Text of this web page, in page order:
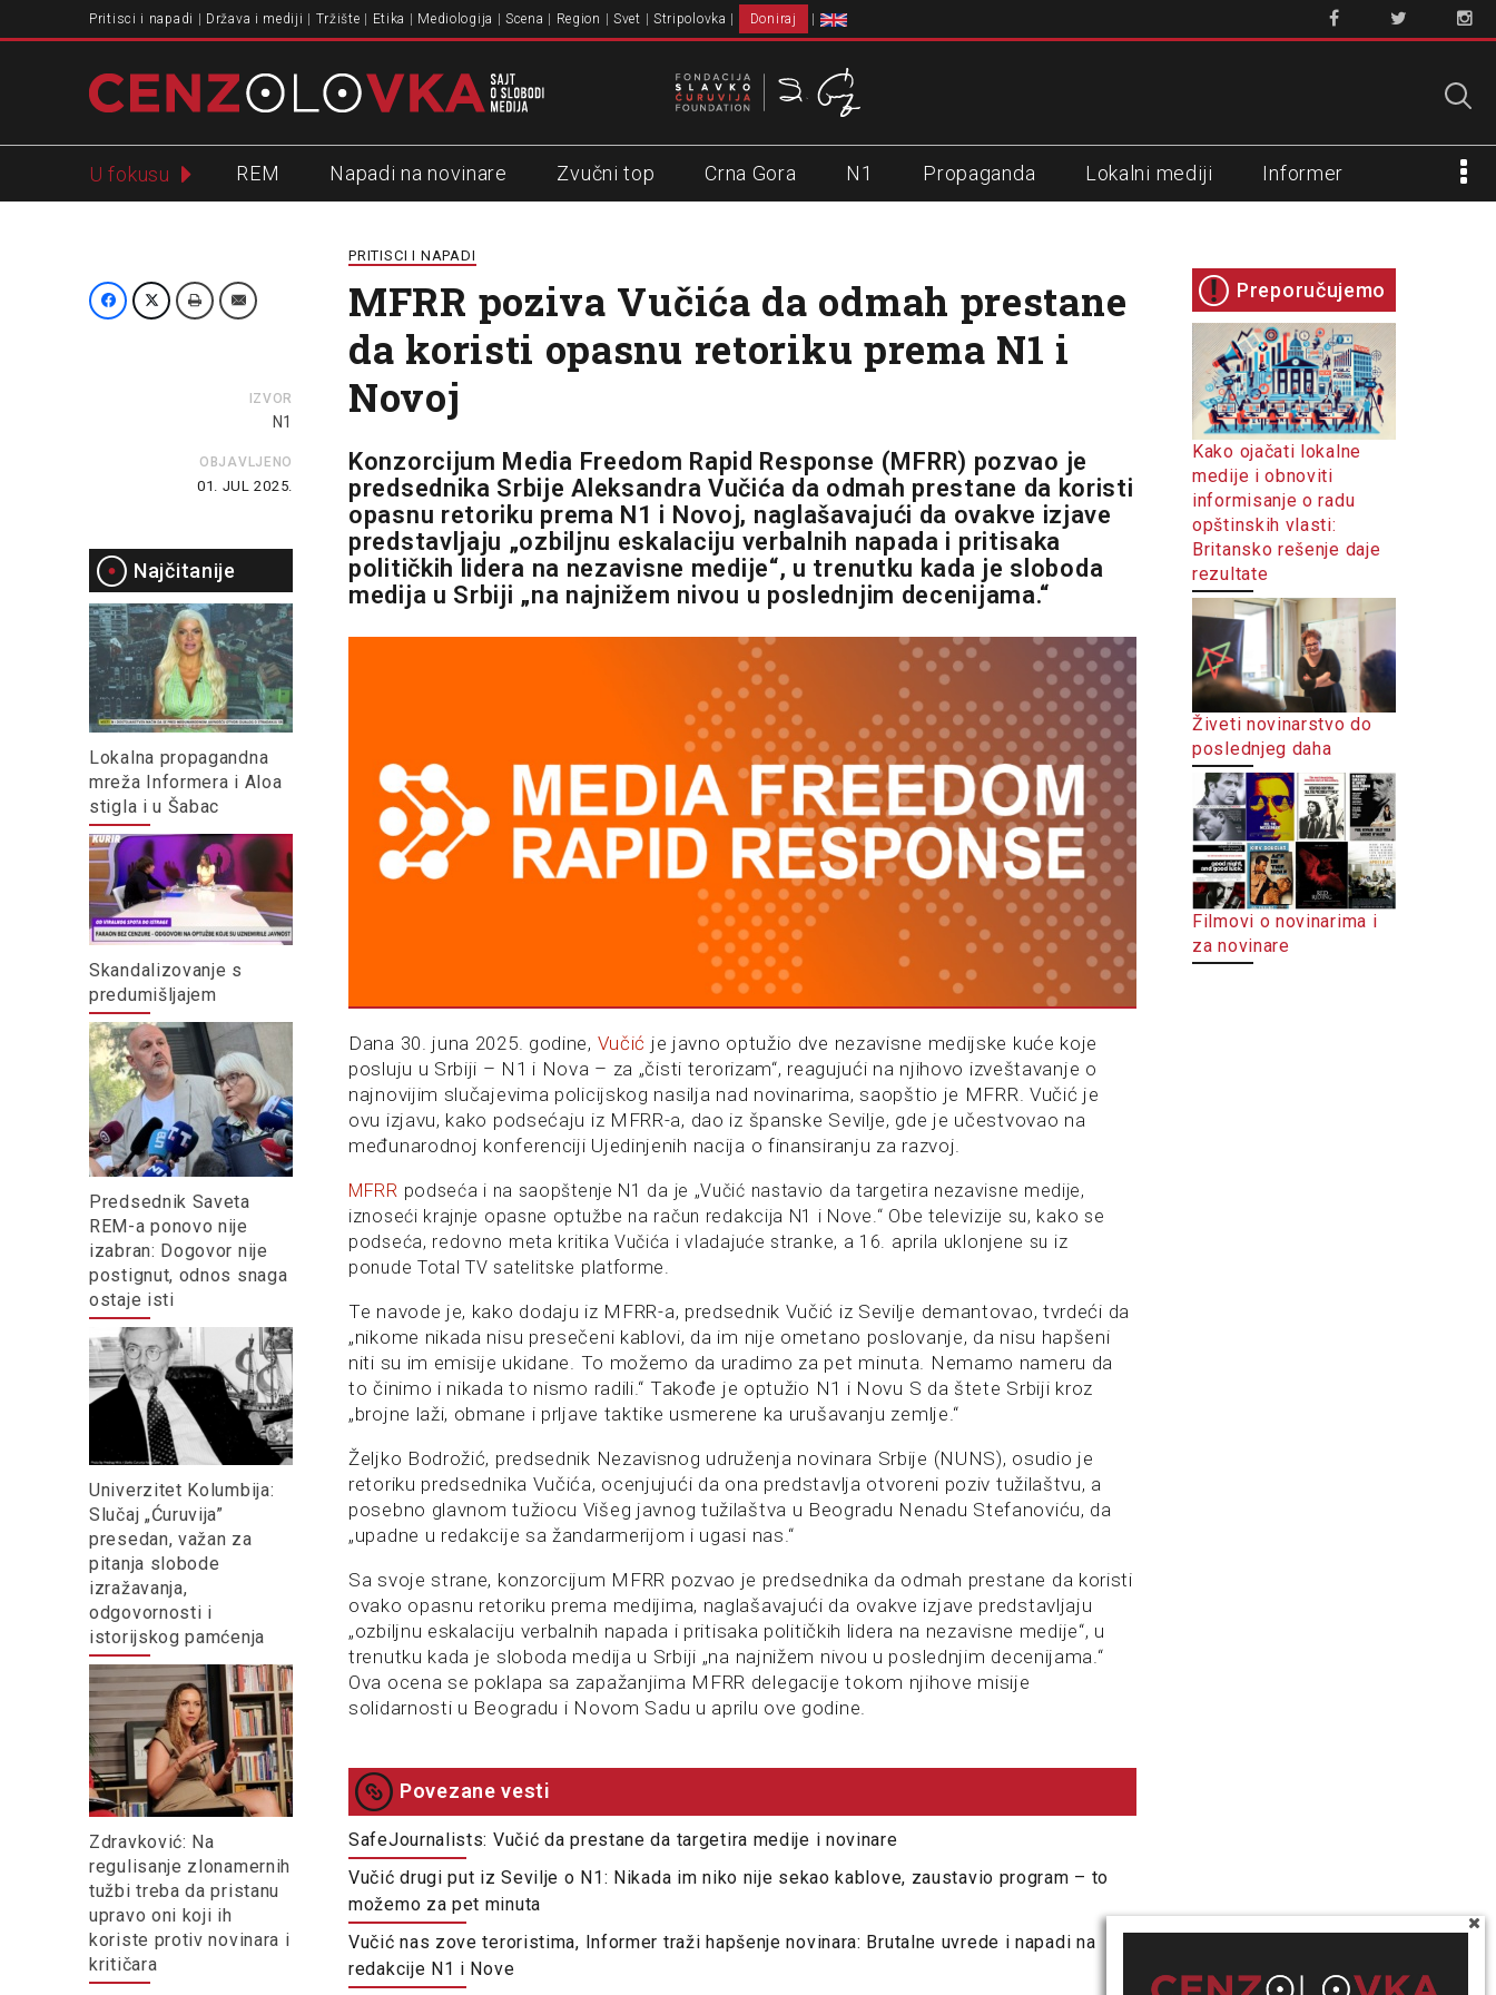
Pritisci i napadi Država i mediji Tržište Etika Mediologija Scena Region Svet Stripolovka Doniraj
U fokusu REM Napadi na novinare Zvučni top Crna Gora N1 Propaganda Lokalni mediji Informer
IZVOR
N1
OBJAVLJENO
01. JUL 2025.
Najčitanije
Lokalna propagandna
mreža Informera i Aloa
stigla i u Šabac
Skandalizovanje s
predumišljajem
Predsednik Saveta
REM-a ponovo nije
izabran: Dogovor nije
postignut, odnos snaga
ostaje isti
Univerzitet Kolumbija:
Slučaj „Ćuruvija”
presedan, važan za
pitanja slobode
izražavanja,
odgovornosti i
istorijskog pamćenja
Zdravković: Na
regulisanje zlonamernih
tužbi treba da pristanu
upravo oni koji ih
koriste protiv novinara i
kritičara
PRITISCI I NAPADI
MFRR poziva Vučića da odmah prestane
da koristi opasnu retoriku prema N1 i
Novoj
Konzorcijum Media Freedom Rapid Response (MFRR) pozvao je
predsednika Srbije Aleksandra Vučića da odmah prestane da koristi
opasnu retoriku prema N1 i Novoj, naglašavajući da ovakve izjave
predstavljaju „ozbiljnu eskalaciju verbalnih napada i pritisaka
političkih lidera na nezavisne medije“, u trenutku kada je sloboda
medija u Srbiji „na najnižem nivou u poslednjim decenijama.“
Dana 30. juna 2025. godine, Vučić je javno optužio dve nezavisne medijske kuće koje
posluju u Srbiji – N1 i Nova – za „čisti terorizam“, reagujući na njihovo izveštavanje o
najnovijim slučajevima policijskog nasilja nad novinarima, saopštio je MFRR. Vučić je
ovu izjavu, kako podsećaju iz MFRR-a, dao iz španske Sevilje, gde je učestvovao na
međunarodnoj konferenciji Ujedinjenih nacija o finansiranju za razvoj.
MFRR podseća i na saopštenje N1 da je „Vučić nastavio da targetira nezavisne medije,
iznoseći krajnje opasne optužbe na račun redakcija N1 i Nove.“ Obe televizije su, kako se
podseća, redovno meta kritika Vučića i vladajuće stranke, a 16. aprila uklonjene su iz
ponude Total TV satelitske platforme.
Te navode je, kako dodaju iz MFRR-a, predsednik Vučić iz Sevilje demantovao, tvrdeći da
„nikome nikada nisu presečeni kablovi, da im nije ometano poslovanje, da nisu hapšeni
niti su im emisije ukidane. To možemo da uradimo za pet minuta. Nemamo nameru da
to činimo i nikada to nismo radili.“ Takođe je optužio N1 i Novu S da štete Srbiji kroz
„brojne laži, obmane i prljave taktike usmerene ka urušavanju zemlje.“
Željko Bodrožić, predsednik Nezavisnog udruženja novinara Srbije (NUNS), osudio je
retoriku predsednika Vučića, ocenjujući da ona predstavlja otvoreni poziv tužilaštvu, a
posebno glavnom tužiocu Višeg javnog tužilaštva u Beogradu Nenadu Stefanoviću, da
„upadne u redakcije sa žandarmerijom i ugasi nas.“
Sa svoje strane, konzorcijum MFRR pozvao je predsednika da odmah prestane da koristi
ovako opasnu retoriku prema medijima, naglašavajući da ovakve izjave predstavljaju
„ozbiljnu eskalaciju verbalnih napada i pritisaka političkih lidera na nezavisne medije“, u
trenutku kada je sloboda medija u Srbiji „na najnižem nivou u poslednjim decenijama.“
Ova ocena se poklapa sa zapažanjima MFRR delegacije tokom njihove misije
solidarnosti u Beogradu i Novom Sadu u aprilu ove godine.
Povezane vesti
SafeJournalists: Vučić da prestane da targetira medije i novinare
Vučić drugi put iz Sevilje o N1: Nikada im niko nije sekao kablove, zaustavio program – to
možemo za pet minuta
Vučić nas zove teroristima, Informer traži hapšenje novinara: Brutalne uvrede i napadi na
redakcije N1 i Nove
Preporučujemo
Kako ojačati lokalne
medije i obnoviti
informisanje o radu
opštinskih vlasti:
Britansko rešenje daje
rezultate
Živeti novinarstvo do
poslednjeg daha
Filmovi o novinarima i
za novinare